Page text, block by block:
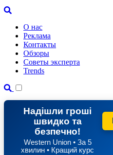
О нас
Реклама
Контакты
Обзоры
Советы эксперта
Trends
Надішли гроші
швидко та
безпечно!
Western Union • За 5
хвилин • Кращий курс